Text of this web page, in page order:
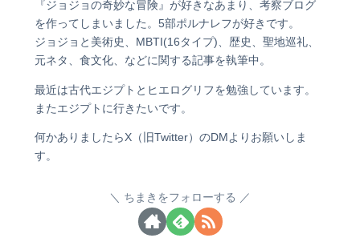
『ジョジョの奇妙な冒険』が好きなあまり、考察ブログ
を作ってしまいました。5部ポルナレフが好きです。
ジョジョと美術史、MBTI(16タイプ)、歴史、聖地巡礼、
元ネタ、食文化、などに関する記事を執筆中。
最近は古代エジプトとヒエログリフを勉強しています。
またエジプトに行きたいです。
何かありましたらX（旧Twitter）のDMよりお願いしま
す。
ちまきをフォローする